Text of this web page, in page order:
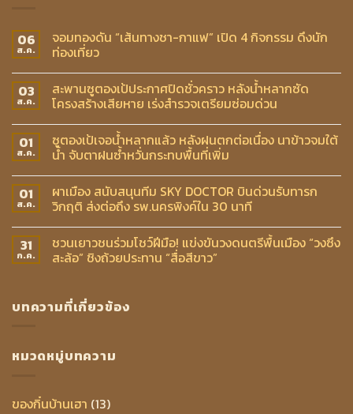
06
ส.ค.
จอมทองดัน “เส้นทางชา-กาแฟ” เปิด 4 กิจกรรม ดึงนัก
ท่องเที่ยว
03
ส.ค.
สะพานซูตองเป้ประกาศปิดชั่วคราว หลังน้ำหลากซัด
โครงสร้างเสียหาย เร่งสำรวจเตรียมซ่อมด่วน
01
ส.ค.
ซูตองเป้เจอน้ำหลากแล้ว หลังฝนตกต่อเนื่อง นาข้าวจมใต้
น้ำ จับตาฝนซ้ำหวั่นกระทบพื้นที่เพิ่ม
01
ส.ค.
ผาเมือง สนับสนุนทีม SKY DOCTOR บินด่วนรับทารก
วิกฤติ ส่งต่อถึง รพ.นครพิงค์ใน 30 นาที
31
ก.ค.
ชวนเยาวชนร่วมโชว์ฝีมือ! แข่งขันวงดนตรีพื้นเมือง “วงซึง
สะล้อ” ชิงถ้วยประทาน “สื่อสีขาว”
บทความที่เกี่ยวข้อง
หมวดหมู่บทความ
ของกิ๋นบ้านเฮา (13)